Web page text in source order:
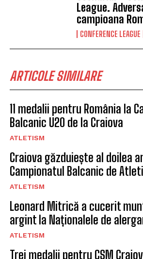
League.
campioana
CONFERENCE LEAGUE
ARTICOLE SIMILARE
11 medalii pentru România la
Balcanic U20 de la Craiova
ATLETISM
Craiova găzduiește al doilea
Campionatul Balcanic de
ATLETISM
Leonard Mitrică a cucerit
argint la Naționalele de
ATLETISM
Trei medalii pentru CSM